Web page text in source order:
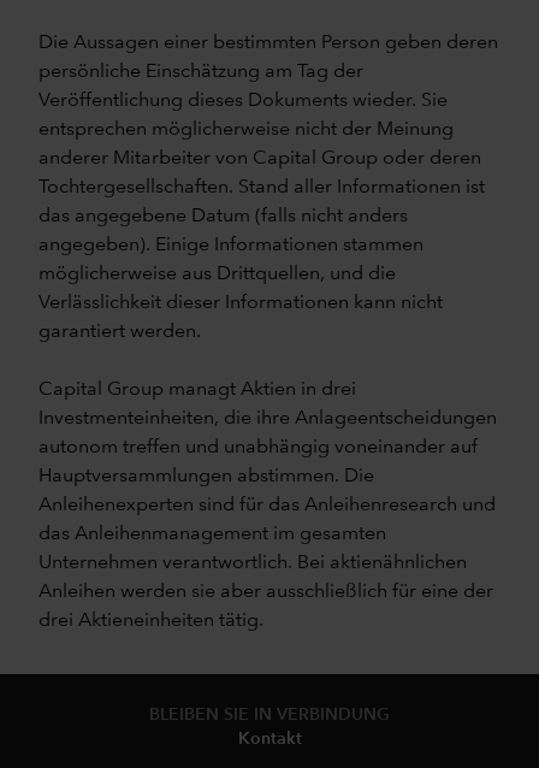
Die Aussagen einer bestimmten Person geben deren
persönliche Einschätzung am Tag der
Veröffentlichung dieses Dokuments wieder. Sie
entsprechen möglicherweise nicht der Meinung
anderer Mitarbeiter von Capital Group oder deren
Tochtergesellschaften. Stand aller Informationen ist
das angegebene Datum (falls nicht anders
angegeben). Einige Informationen stammen
möglicherweise aus Drittquellen, und die
Verlässlichkeit dieser Informationen kann nicht
garantiert werden.
Capital Group managt Aktien in drei
Investmenteinheiten, die ihre Anlageentscheidungen
autonom treffen und unabhängig voneinander auf
Hauptversammlungen abstimmen. Die
Anleihenexperten sind für das Anleihenresearch und
das Anleihenmanagement im gesamten
Unternehmen verantwortlich. Bei aktienähnlichen
Anleihen werden sie aber ausschließlich für eine der
drei Aktieneinheiten tätig.
BLEIBEN SIE IN VERBINDUNG
Kontakt